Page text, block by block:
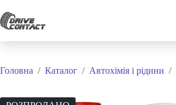
до
вмісту
Головна / Каталог / Автохімія і рідини /